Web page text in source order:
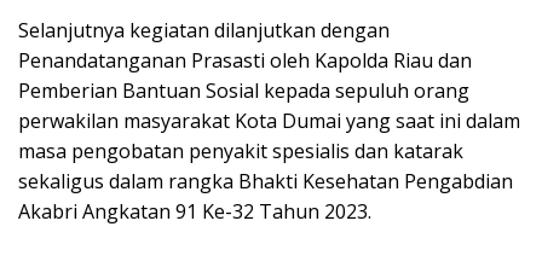
Selanjutnya kegiatan dilanjutkan dengan
Penandatanganan Prasasti oleh Kapolda Riau dan
Pemberian Bantuan Sosial kepada sepuluh orang
perwakilan masyarakat Kota Dumai yang saat ini dalam
masa pengobatan penyakit spesialis dan katarak
sekaligus dalam rangka Bhakti Kesehatan Pengabdian
Akabri Angkatan 91 Ke-32 Tahun 2023.